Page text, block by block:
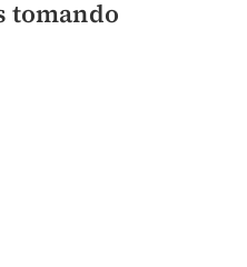
tomando